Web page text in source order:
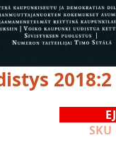
2018:2
SKU